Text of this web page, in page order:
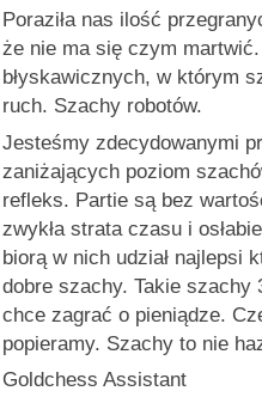
Poraziła nas ilość
że nie ma się czym
błyskawicznych, w którym
ruch. Szachy robotów.
Jesteśmy zdecydowanymi
zaniżających poziom
refleks. Partie są bez
zwykła strata czasu i
biorą w nich udział najlepsi
dobre szachy. Takie szachy
chce zagrać o pieniądze.
popieramy. Szachy to nie
Goldchess Assistant